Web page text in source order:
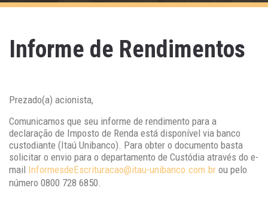
Informe de Rendimentos
Prezado(a) acionista,
Comunicamos que seu informe de rendimento para a
declaração de Imposto de Renda está disponível via banco
custodiante (Itaú Unibanco). Para obter o documento basta
solicitar o envio para o departamento de Custódia através do e-
mail InformesdeEscrituracao@itau-unibanco.com.br ou pelo
número 0800 728 6850.